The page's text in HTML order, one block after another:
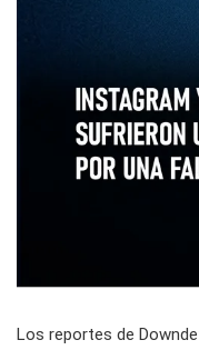
Los reportes de